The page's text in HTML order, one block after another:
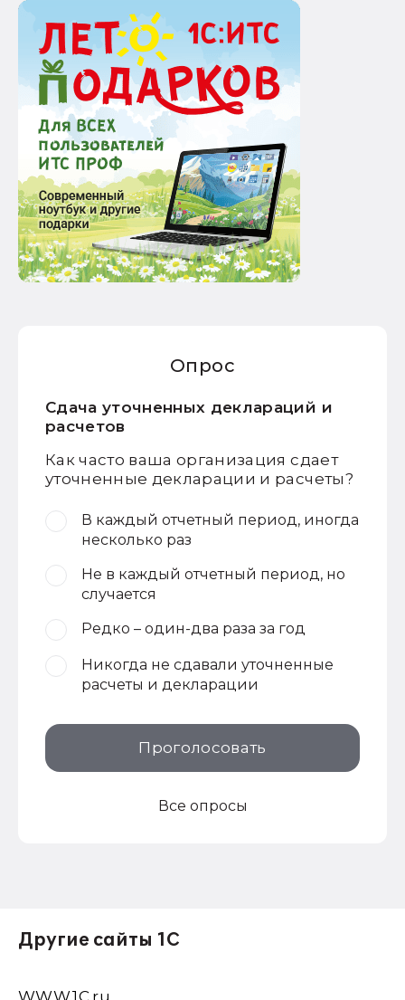
Опрос
Сдача уточненных деклараций и
расчетов
Как часто ваша организация сдает
уточненные декларации и расчеты?
В каждый отчетный период, иногда
несколько раз
Не в каждый отчетный период, но
случается
Редко – один-два раза за год
Никогда не сдавали уточненные
расчеты и декларации
Проголосовать
Все опросы
Другие сайты 1С
WWW.1С.ru